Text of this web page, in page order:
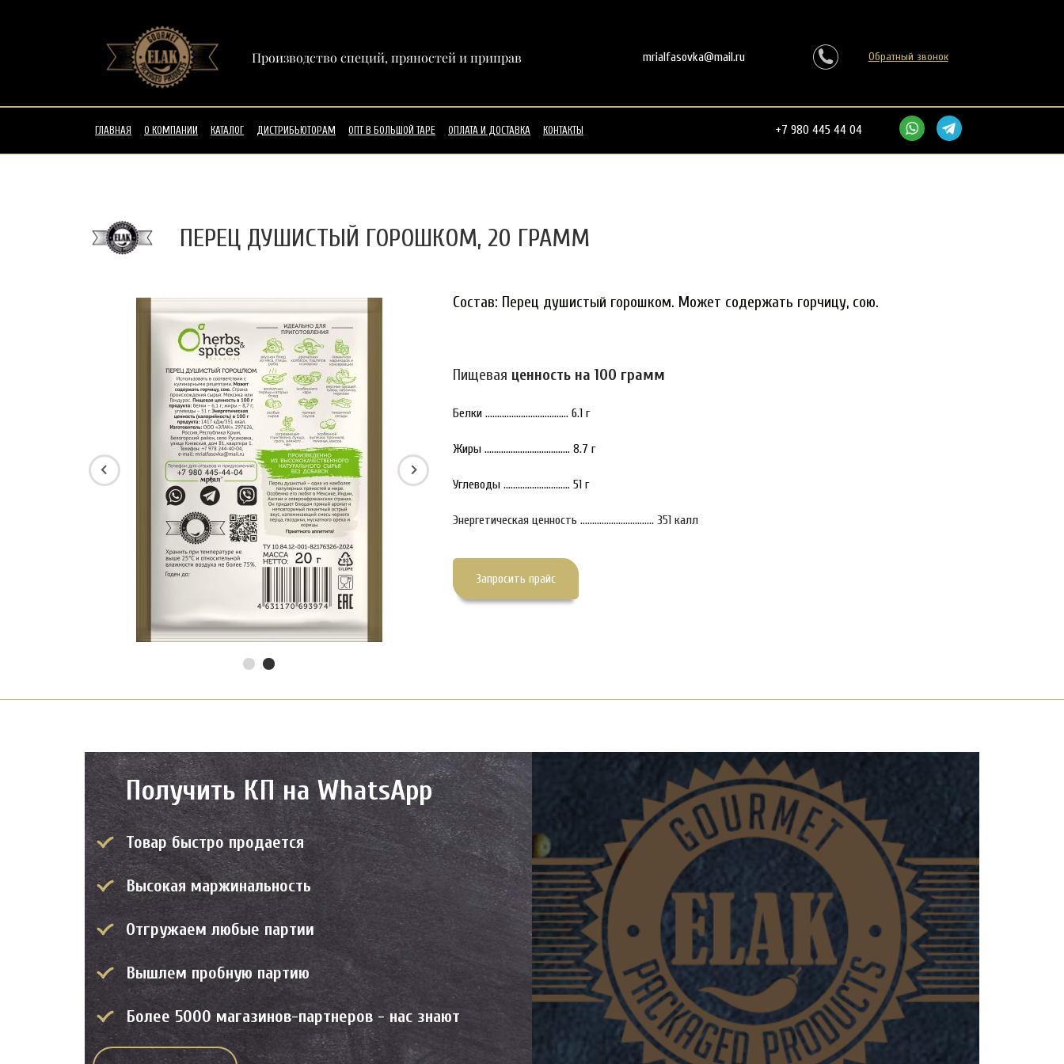
Производство специй, пряностей и приправ mrialfasovka@mail.ru Обратный звонок
ГЛАВНАЯ О КОМПАНИИ КАТАЛОГ ДИСТРИБЬЮТОРАМ ОПТ В БОЛЬШОЙ ТАРЕ ОПЛАТА И ДОСТАВКА КОНТАКТЫ +7 980 445 44 04
ПЕРЕЦ ДУШИСТЫЙ ГОРОШКОМ, 20 ГРАММ
Состав: Перец душистый горошком. Может содержать горчицу, сою.
Пищевая ценность на 100 грамм
Белки ................................... 6.1 г
Жиры .................................... 8.7 г
Углеводы ............................ 51 г
Энергетическая ценность ............................... 351 калл
Запросить прайс
Получить КП на WhatsApp
Товар быстро продается
Высокая маржинальность
Отгружаем любые партии
Вышлем пробную партию
Более 5000 магазинов-партнеров - нас знают